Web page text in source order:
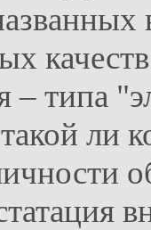
– типа
ли